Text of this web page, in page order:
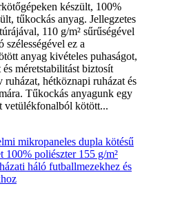
készült, 100%
tűkockás anyag. Jellegzetes
110 g/m² sűrűségével
szélességével ez a
anyag kivételes puhaságot,
és méretstabilitást biztosít
ruházat, hétköznapi ruházat és
Tűkockás anyagunk egy
vetülékfonalból kötött...